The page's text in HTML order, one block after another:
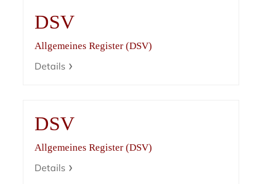
DSV
Allgemeines Register (DSV)
Details
DSV
Allgemeines Register (DSV)
Details